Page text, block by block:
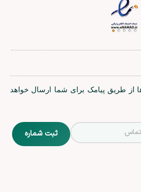
از طریق پیامک برای شما ارسال خواهد